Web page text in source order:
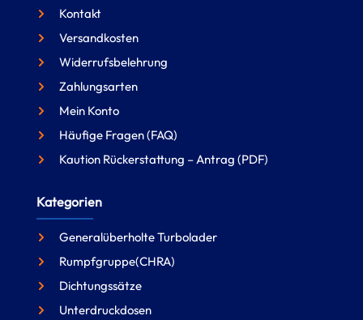
Kontakt
Versandkosten
Widerrufsbelehrung
Zahlungsarten
Mein Konto
Häufige Fragen (FAQ)
Kaution Rückerstattung – Antrag (PDF)
Kategorien
Generalüberholte Turbolader
Rumpfgruppe(CHRA)
Dichtungssätze
Unterdruckdosen